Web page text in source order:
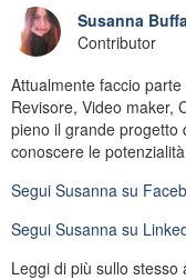
Susanna
Contributor
Attualmente faccio
Revisore, Video maker,
pieno il grande progetto
conoscere le
Segui Susanna su
Segui Susanna su
Leggi di più sullo stesso